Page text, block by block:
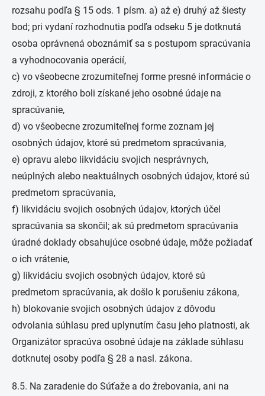
rozsahu podľa § 15 ods. 1 písm. a) až e) druhý až šiesty
bod; pri vydaní rozhodnutia podľa odseku 5 je dotknutá
osoba oprávnená oboznámiť sa s postupom spracúvania
a vyhodnocovania operácií,
c) vo všeobecne zrozumiteľnej forme presné informácie o
zdroji, z ktorého boli získané jeho osobné údaje na
spracúvanie,
d) vo všeobecne zrozumiteľnej forme zoznam jej
osobných údajov, ktoré sú predmetom spracúvania,
e) opravu alebo likvidáciu svojich nesprávnych,
neúplných alebo neaktuálnych osobných údajov, ktoré sú
predmetom spracúvania,
f) likvidáciu svojich osobných údajov, ktorých účel
spracúvania sa skončil; ak sú predmetom spracúvania
úradné doklady obsahujúce osobné údaje, môže požiadať
o ich vrátenie,
g) likvidáciu svojich osobných údajov, ktoré sú
predmetom spracúvania, ak došlo k porušeniu zákona,
h) blokovanie svojich osobných údajov z dôvodu
odvolania súhlasu pred uplynutím času jeho platnosti, ak
Organizátor spracúva osobné údaje na základe súhlasu
dotknutej osoby podľa § 28 a nasl. zákona.
8.5. Na zaradenie do Súťaže a do žrebovania, ani na